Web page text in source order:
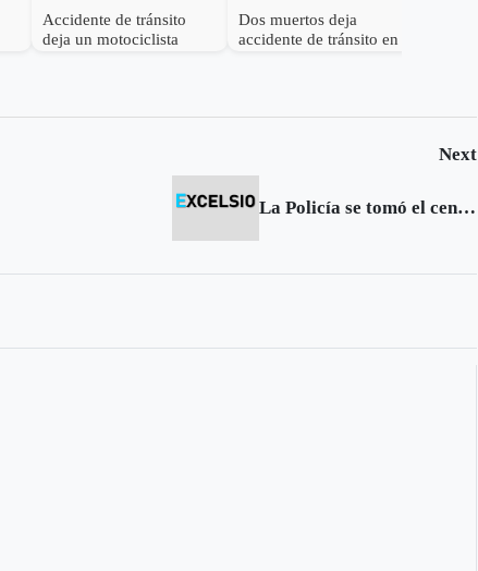
Accidente de tránsito
deja un motociclista
Dos muertos deja
accidente de tránsito en
Next
La Policía se tomó el centro de Tunja